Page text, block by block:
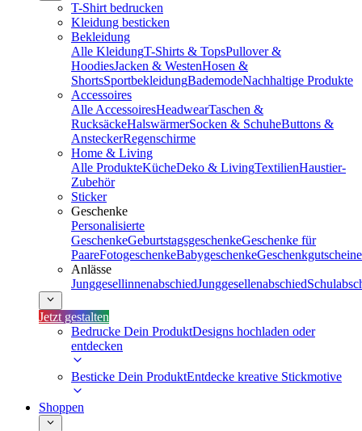
T-Shirt bedrucken
Kleidung besticken
Bekleidung
Alle KleidungT-Shirts & TopsPullover &
HoodiesJacken & WestenHosen &
ShortsSportbekleidungBademodeNachhaltige Produkte
Accessoires
Alle AccessoiresHeadwearTaschen &
RucksäckeHalswärmerSocken & SchuheButtons &
AnsteckerRegenschirme
Home & Living
Alle ProdukteKücheDeko & LivingTextilienHaustier-
Zubehör
Sticker
Geschenke
Personalisierte
GeschenkeGeburtstagsgeschenkeGeschenke für
PaareFotogeschenkeBabygeschenkeGeschenkgutscheine
Anlässe
JunggesellinnenabschiedJunggesellenabschied
Jetzt gestalten
Bedrucke Dein ProduktDesigns hochladen oder
entdecken
Besticke Dein ProduktEntdecke kreative Stickmotive
Shoppen